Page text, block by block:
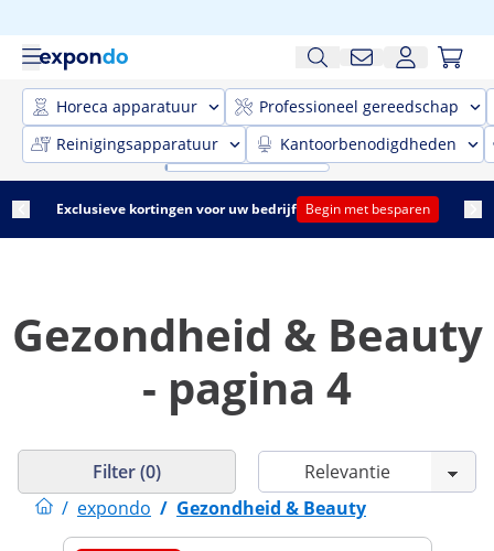
Horeca apparatuur
Professioneel gereedschap
Reinigingsapparatuur
Kantoorbenodigdheden
Exclusieve kortingen voor uw bedrijf Begin met besparen
Gezondheid & Beauty
- pagina 4
/ expondo / Gezondheid & Beauty
Filter (0)